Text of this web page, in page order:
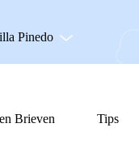
Pinedo
Brieven Tips